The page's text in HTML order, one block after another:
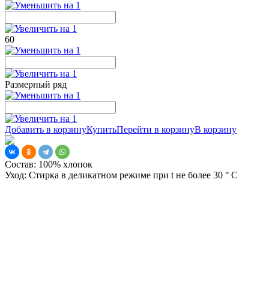
60
Размерный ряд
Добавить в корзинуКупитьПерейти в корзинуВ корзину
Состав: 100% хлопок
Уход: Стирка в деликатном режиме при t не более 30 ° С